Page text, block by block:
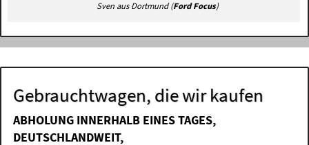
Sven aus Dortmund (Ford Focus)
Gebrauchtwagen, die wir kaufen
ABHOLUNG INNERHALB EINES TAGES,
DEUTSCHLANDWEIT,